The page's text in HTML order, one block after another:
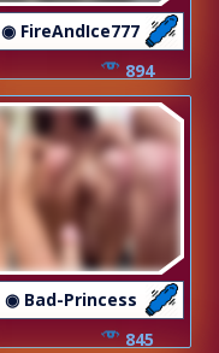
◉ FireAndIce777
894
◉ Bad-Princess
845